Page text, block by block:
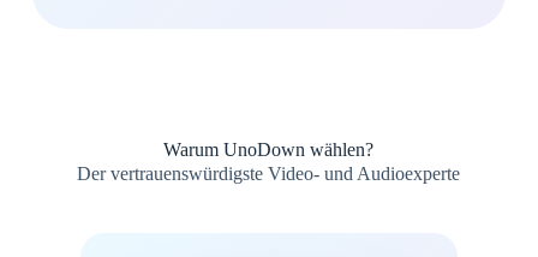
Warum UnoDown wählen?
Der vertrauenswürdigste Video- und Audioexperte